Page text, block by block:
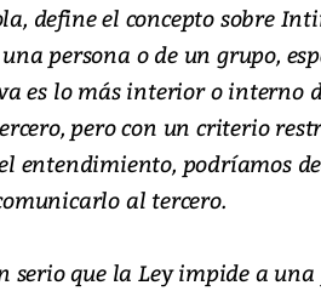
define el concepto sobre
persona o de un grupo,
es lo más interior o interno
pero con un criterio
entendimiento, podríamos
al tercero.
serio que la Ley impide a una